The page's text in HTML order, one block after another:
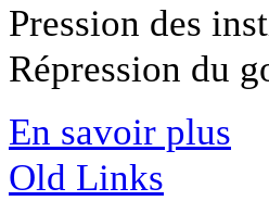
Pression des
Répression du
En savoir plus
Old Links